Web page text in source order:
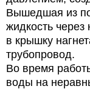
Вышедшая из
жидкость
в крышку
трубопровод.
Во время
воды на